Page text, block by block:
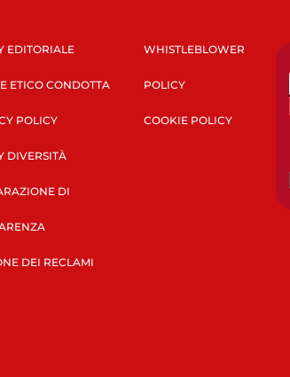
EDITORIALE
ETICO CONDOTTA
POLICY
DIVERSITÀ
DI
DEI RECLAMI
WHISTLEBLOWER
POLICY
COOKIE POLICY